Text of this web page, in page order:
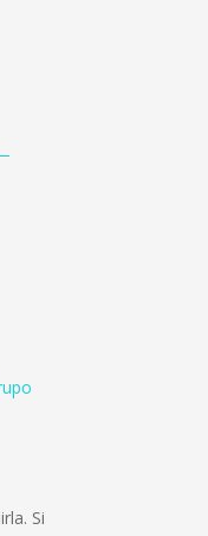
Si